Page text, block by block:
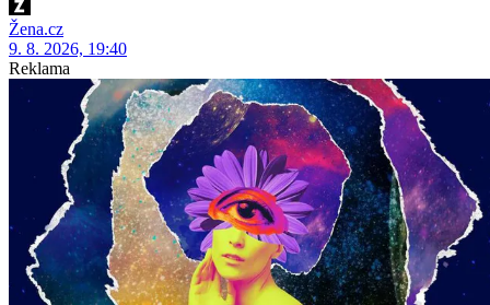
Žena.cz
9. 8. 2026, 19:40
Reklama